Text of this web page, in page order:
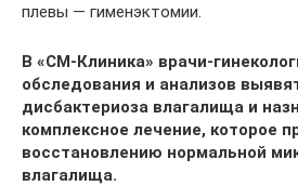
плевы — гименэктомии.
В «СМ-Клиника» врачи-
обследования и анализов
дисбактериоза влагалища и
комплексное лечение, которое
восстановлению нормальной
влагалища.